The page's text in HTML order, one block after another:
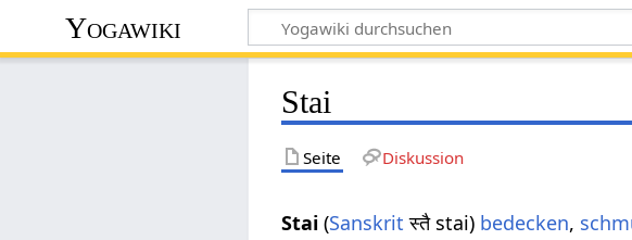
Yogawiki
Stai
Seite Diskussion
Stai (Sanskrit स्तै stai) bedecken,